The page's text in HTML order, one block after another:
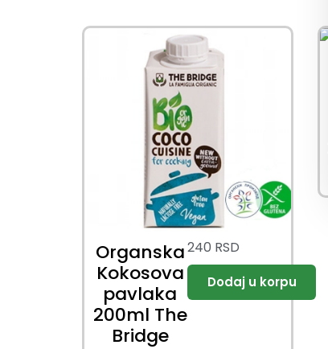
Organska
Kokosova
pavlaka
200ml The
Bridge
240 RSD